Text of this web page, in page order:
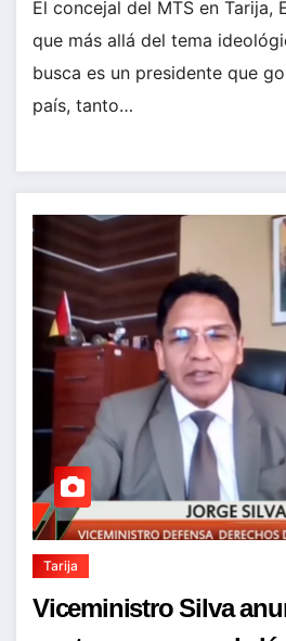
El concejal del MTS en Tarija,
que más allá del tema
busca es un presidente que
país, tanto…
Tarija
Viceministro Silva